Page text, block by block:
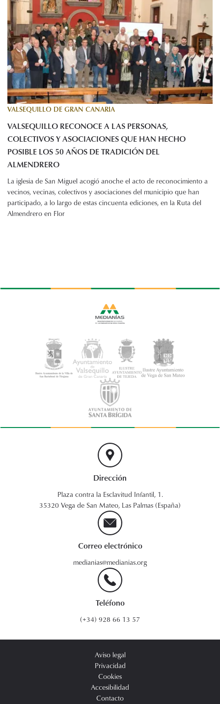
VALSEQUILLO DE GRAN CANARIA
VALSEQUILLO RECONOCE A LAS PERSONAS,
COLECTIVOS Y ASOCIACIONES QUE HAN HECHO
POSIBLE LOS 50 AÑOS DE TRADICIÓN DEL
ALMENDRERO
La iglesia de San Miguel acogió anoche el acto de reconocimiento a
vecinos, vecinas, colectivos y asociaciones del municipio que han
participado, a lo largo de estas cincuenta ediciones, en la Ruta del
Almendrero en Flor
Dirección
Plaza contra la Esclavitud Infantil, 1.
35320 Vega de San Mateo, Las Palmas (España)
Correo electrónico
medianias@medianias.org
Teléfono
(+34) 928 66 13 57
Aviso legal
Privacidad
Cookies
Accesibilidad
Contacto